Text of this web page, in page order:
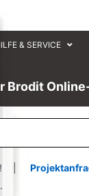
& SERVICE
Brodit
|